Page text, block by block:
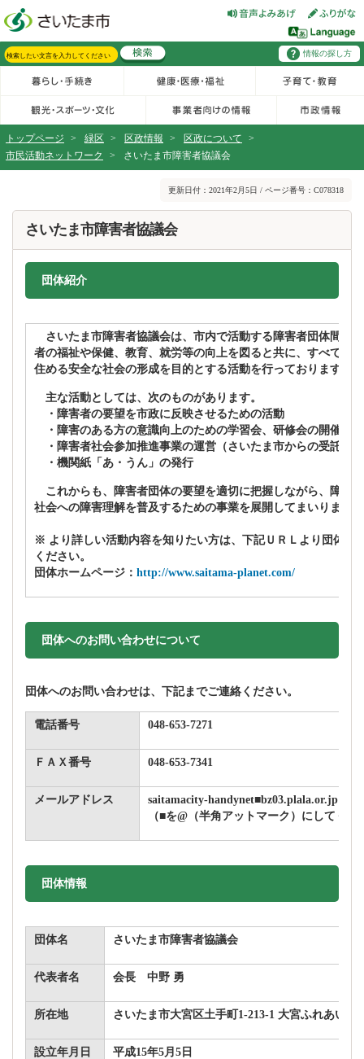
情報の探し方
トップページ > 緑区 > 区政情報 > 区政について
>
市民活動ネットワーク
> さいたま市障害者協議会
更新日付：2021年2月5日 / ページ番号：C078318
さいたま市障害者協議会
団体紹介
さいたま市障害者協議会は、市内で活動する障害者団体間の
者の福祉や保健、教育、就労等の向上を図ると共に、すべての
住める安全な社会の形成を目的とする活動を行っております。
主な活動としては、次のものがあります。
・障害者の要望を市政に反映させるための活動
・障害のある方の意識向上のための学習会、研修会の開催
・障害者社会参加推進事業の運営（さいたま市からの受託事
・機関紙「あ・うん」の発行
これからも、障害者団体の要望を適切に把握しながら、障害
社会への障害理解を普及するための事業を展開してまいります。
※ より詳しい活動内容を知りたい方は、下記ＵＲＬより団体ホ
ください。
団体ホームページ： http://www.saitama-planet.com/
団体へのお問い合わせについて
団体へのお問い合わせは、下記までご連絡ください。
電話番号 048-653-7271
ＦＡＸ番号 048-653-7341
メールアドレス
saitamacity-handynet■bz03.plala.or.jp
（■を@（半角アットマーク）にしてくだ
団体情報
団体名 さいたま市障害者協議会
代表者名 会長 中野 勇
所在地 さいたま市大宮区土手町1-213-1 大宮ふれあい福
設立年月日 平成15年5月5日